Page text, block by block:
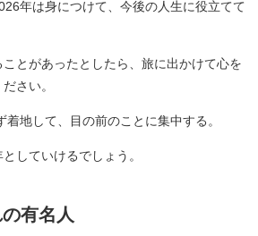
年は身につけて、今後の人生に役立てて
とがあったとしたら、旅に出かけて心を
さい。
地して、目の前のことに集中する。
していけるでしょう。
有名人